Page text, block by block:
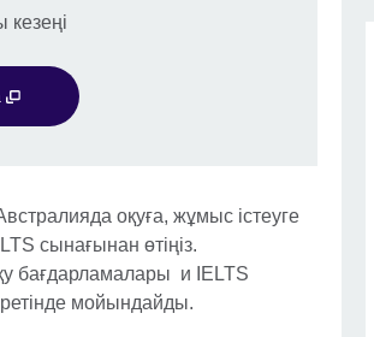
оқуға, жұмыс істеуге
сынағынан өтіңіз.
бағдарламалары и IELTS
ретінде мойындайды.